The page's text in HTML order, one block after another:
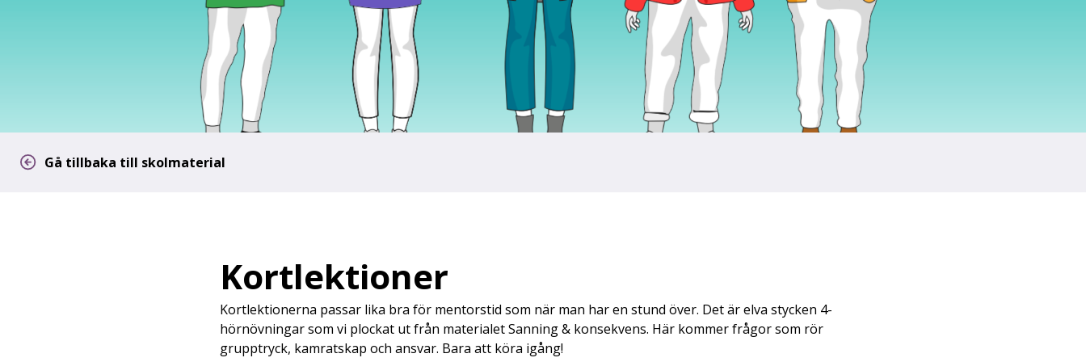
Gå tillbaka till skolmaterial
Kortlektioner
Kortlektionerna passar lika bra för mentorstid som när man har en stund över. Det är elva stycken 4-
hörnövningar som vi plockat ut från materialet Sanning & konsekvens. Här kommer frågor som rör
grupptryck, kamratskap och ansvar. Bara att köra igång!